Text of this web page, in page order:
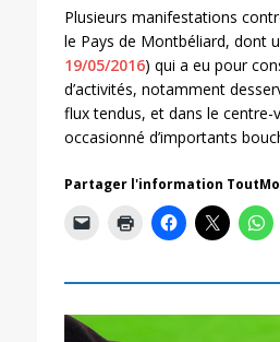
Plusieurs manifestations
le Pays de Montbéliard, dont
19/05/2016) qui a eu pour
d’activités, notamment
flux tendus, et dans le centre-
occasionné d’importants
Partager l'information